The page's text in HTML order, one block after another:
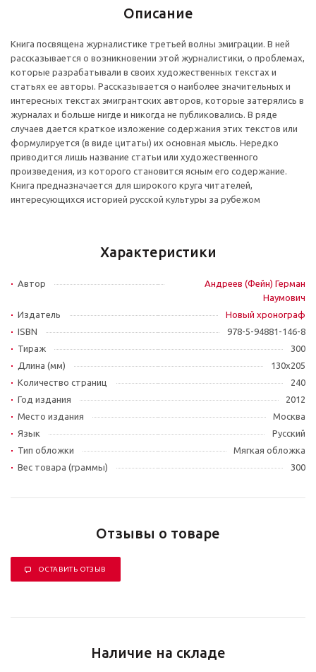
Описание
Книга посвящена журналистике третьей волны эмиграции. В ней
рассказывается о возникновении этой журналистики, о проблемах,
которые разрабатывали в своих художественных текстах и
статьях ее авторы. Рассказывается о наиболее значительных и
интересных текстах эмигрантских авторов, которые затерялись в
журналах и больше нигде и никогда не публиковались. В ряде
случаев дается краткое изложение содержания этих текстов или
формулируется (в виде цитаты) их основная мысль. Нередко
приводится лишь название статьи или художественного
произведения, из которого становится ясным его содержание.
Книга предназначается для широкого круга читателей,
интересующихся историей русской культуры за рубежом
Характеристики
Автор
Андреев (Фейн) Герман
Наумович
Издатель
Новый хронограф
ISBN
978-5-94881-146-8
Тираж
300
Длина (мм)
130х205
Количество страниц
240
Год издания
2012
Место издания
Москва
Язык
Русский
Тип обложки
Мягкая обложка
Вес товара (граммы)
300
Отзывы о товаре
ОСТАВИТЬ ОТЗЫВ
Наличие на складе